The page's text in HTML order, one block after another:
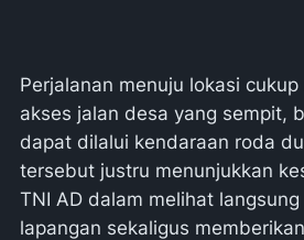
Perjalanan menuju lokasi
akses jalan desa yang sempit,
dapat dilalui kendaraan roda
tersebut justru menunjukkan
TNI AD dalam melihat
lapangan sekaligus